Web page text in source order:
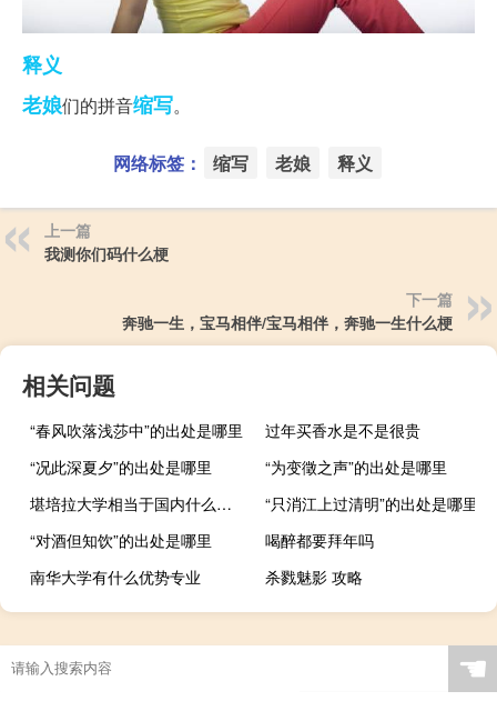
释义
老娘们的拼音缩写。
网络标签： 缩写 老娘 释义
上一篇
我测你们码什么梗
下一篇
奔驰一生，宝马相伴/宝马相伴，奔驰一生什么梗
相关问题
“春风吹落浅莎中”的出处是哪里
过年买香水是不是很贵
“况此深夏夕”的出处是哪里
“为变徵之声”的出处是哪里
堪培拉大学相当于国内什么大学
“只消江上过清明”的出处是哪里
“对酒但知饮”的出处是哪里
喝醉都要拜年吗
南华大学有什么优势专业
杀戮魅影 攻略
☚